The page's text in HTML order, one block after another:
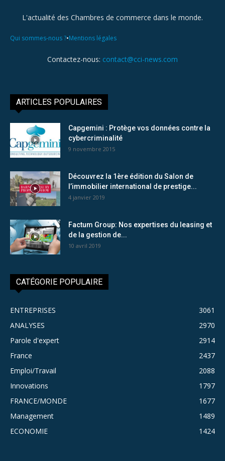
L'actualité des Chambres de commerce dans le monde.
Qui sommes-nous ?•Mentions légales
Contactez-nous: contact@cci-news.com
ARTICLES POPULAIRES
Capgemini : Protège vos données contre la
cybercriminalité
9 novembre 2015
Découvrez la 1ère édition du Salon de
l’immobilier international de prestige...
4 janvier 2019
Factum Group: Nos expertises du leasing et
de la gestion de...
10 avril 2019
CATÉGORIE POPULAIRE
ENTREPRISES
3061
ANALYSES
2970
Parole d'expert
2914
France
2437
Emploi/Travail
2088
Innovations
1797
FRANCE/MONDE
1677
Management
1489
ECONOMIE
1424